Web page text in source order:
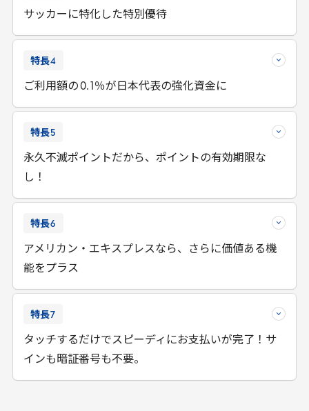
サッカーに特化した特別優待
特長4
ご利用額の0. ％が日本代表の強化資金に
特長5
永久不滅ポイントだから、ポイントの有効期限な
し！
特長6
アメリカン・エキスプレスなら、さらに価値ある機
能をプラス
特長7
タッチするだけでスピーディにお支払いが完了！サ
インも暗証番号も不要。